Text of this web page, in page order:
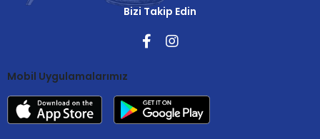
Bizi Takip Edin
Mobil Uygulamalarımız